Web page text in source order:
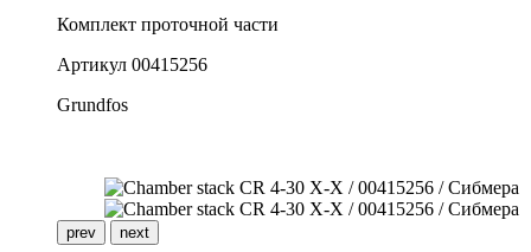
Комплект проточной части
Артикул 00415256
Grundfos
prev next